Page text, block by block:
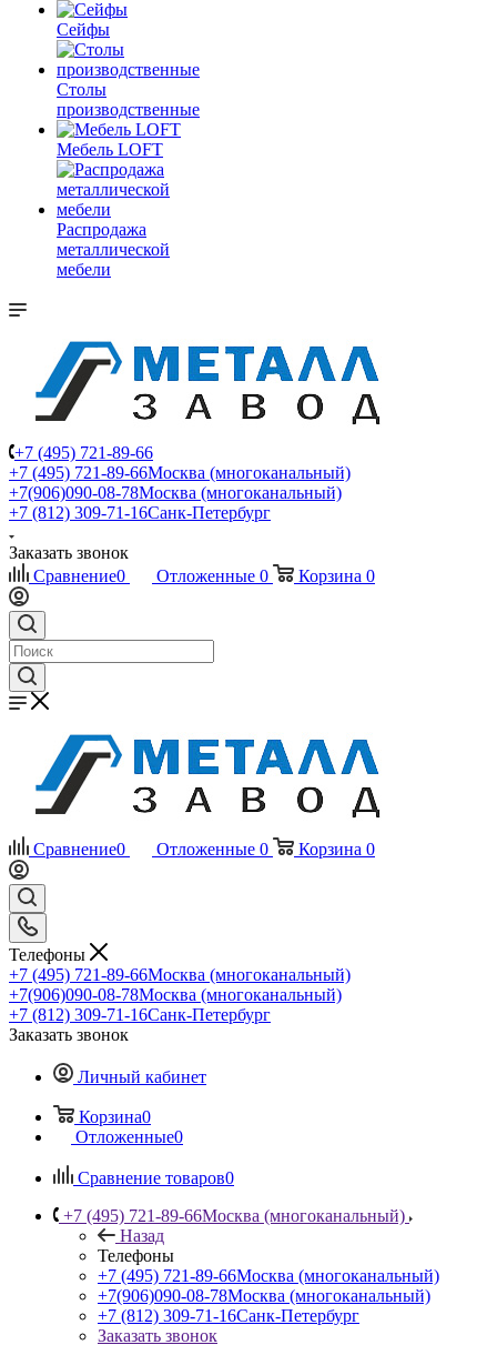
Сейфы
Столы
производственные
Мебель LOFT
Распродажа
металлической
мебели
+7 (495) 721-89-66
+7 (495) 721-89-66Москва (многоканальный)
+7(906)090-08-78Москва (многоканальный)
+7 (812) 309-71-16Санк-Петербург
Заказать звонок
Сравнение0 Отложенные 0 Корзина 0
Сравнение0 Отложенные 0 Корзина 0
Телефоны
+7 (495) 721-89-66Москва (многоканальный)
+7(906)090-08-78Москва (многоканальный)
+7 (812) 309-71-16Санк-Петербург
Заказать звонок
Личный кабинет
Корзина0
Отложенные0
Сравнение товаров0
+7 (495) 721-89-66Москва (многоканальный)
Назад
Телефоны
+7 (495) 721-89-66Москва (многоканальный)
+7(906)090-08-78Москва (многоканальный)
+7 (812) 309-71-16Санк-Петербург
Заказать звонок